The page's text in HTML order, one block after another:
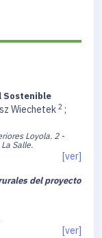
Sostenible
Wiechetek 2 ;
Loyola. 2 -
Salle.
[ver]
del proyecto
[ver]